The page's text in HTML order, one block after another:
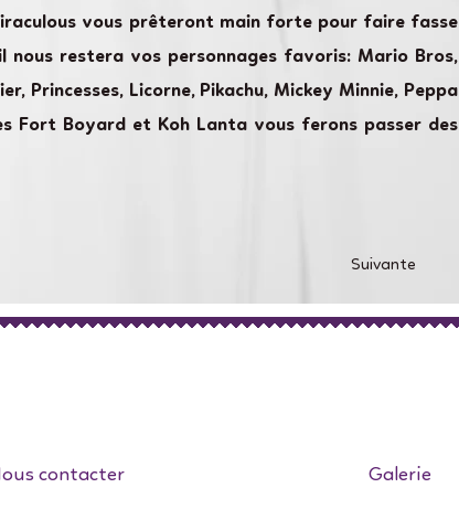
vous prêteront main forte pour faire fasse
nous restera vos personnages favoris: Mario Bros,
Princesses, Licorne, Pikachu, Mickey Minnie, Peppa
Fort Boyard et Koh Lanta vous ferons passer des
Suivante
contacter Galerie